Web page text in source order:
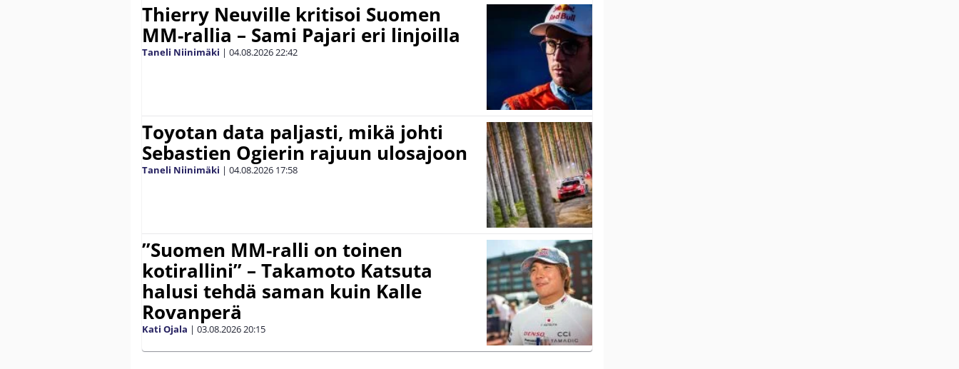
Thierry Neuville kritisoi Suomen
MM-rallia – Sami Pajari eri linjoilla
Taneli Niinimäki | 04.08.202622:42
Toyotan data paljasti, mikä johti
Sebastien Ogierin rajuun ulosajoon
Taneli Niinimäki | 04.08.2026 17:58
”Suomen MM-ralli on toinen
kotirallini” – Takamoto Katsuta
halusi tehdä saman kuin Kalle
Rovanperä
Kati Ojala | 03.08.202620:15